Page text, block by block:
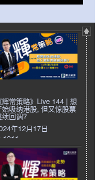
辉常策略》Live 144 | 想
始吸纳港股, 但又惊股票
续回调?
年12月17日
1911